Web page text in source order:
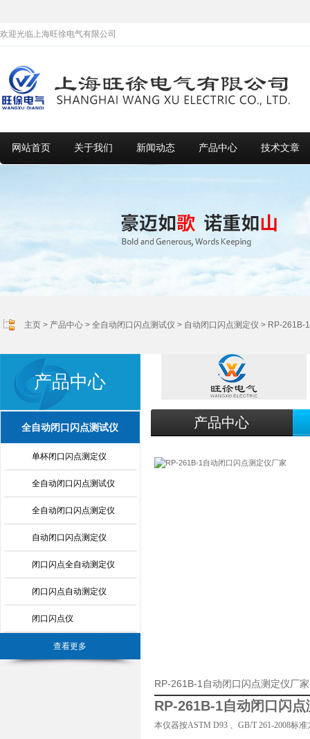
欢迎光临上海旺徐电气有限公司
网站首页 关于我们 新闻动态 产品中心 技术文章
主页 > 产品中心 > 全自动闭口闪点测试仪 > 自动闭口闪点测定仪 > RP-261B-
产品中心
全自动闭口闪点测试仪
单杯闭口闪点测定仪
全自动闭口闪点测试仪
全自动闭口闪点测定仪
自动闭口闪点测定仪
闭口闪点全自动测定仪
闭口闪点自动测定仪
闭口闪点仪
查看更多
产品中心
RP-261B-1自动闭口闪点测定仪厂
RP-261B-1自动闭口闪点
本仪器按ASTM D93 、GB/T 261-2008标